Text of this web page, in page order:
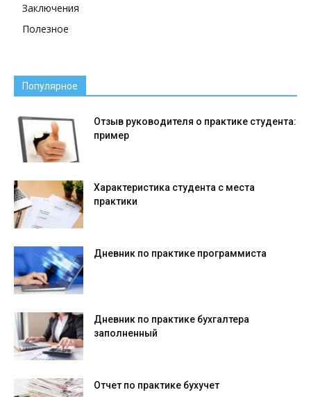
Заключения
Полезное
Популярное
Отзыв руководителя о практике студента:
пример
Характеристика студента с места
практики
Дневник по практике программиста
Дневник по практике бухгалтера
заполненный
Отчет по практике бухучет